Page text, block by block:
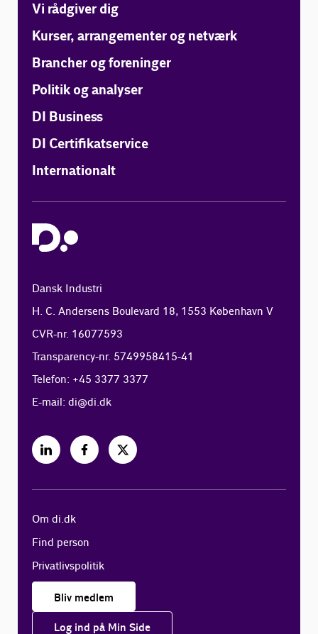
Vi rådgiver dig
Kurser, arrangementer og netværk
Brancher og foreninger
Politik og analyser
DI Business
DI Certifikatservice
Internationalt
Dansk Industri
H. C. Andersens Boulevard 18, 1553 København V
CVR-nr. 16077593
Transparency-nr. 5749958415-41
Telefon: +45 3377 3377
E-mail:di@di.dk
Om di.dk
Find person
Privatlivspolitik
Bliv medlem
Log ind på Min Side